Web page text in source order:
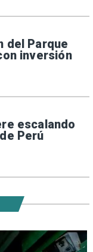
del Parque
inversión
escalando
Perú